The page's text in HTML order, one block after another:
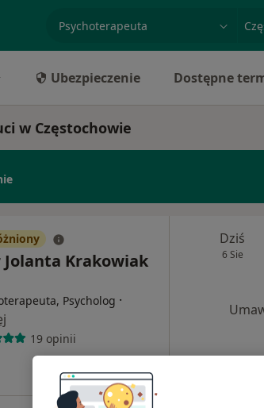
Ubezpieczenie Dostępne
w Częstochowie
Krakowiak
Psycholog ·
19 opinii
Dziś
6 Sie